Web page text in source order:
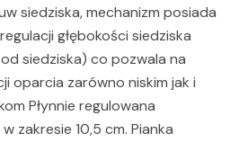
siedziska, mechanizm posiada
głębokości siedziska
siedziska) co pozwala na
oparcia zarówno niskim jak i
Płynnie regulowana
zakresie 10,5 cm. Pianka